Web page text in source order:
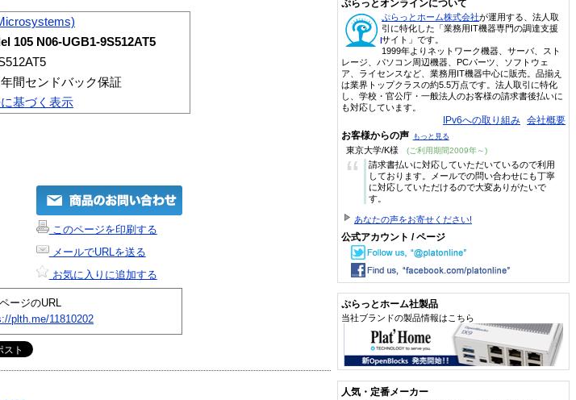
105 N06-UGB1-9S512AT5
間センドバック保証
基づく表示
このページを印刷する
メールでURLを送る
お気に入りに追加する
ージのURL
plth.me/11810202
ぷらっとオンラインについて
ぷらっとホーム株式会社が運用する、法人取
引に特化した「業務用IT機器専門の調達支援
サイト」です。
1999年よりネットワーク機器、サーバ、スト
レージ、パソコン周辺機器、PCパーツ、ソフトウェ
ア、ライセンスなど、業務用IT機器中心に販売。品揃え
は業界トップクラスの約5.5万点です。法人取引に特化
し、学校・官公庁・一般法人のお客様の請求書後払いに
も対応しています。
IPv6への取り組み 会社概要
お客様からの声 もっと見る
東京大学/K様 (ご利用期間2009年～)
“
請求書払いに対応していただいているので利用
しております。メールでの問い合わせにも丁寧
に対応していただけるので大変ありがたいで
す。
あなたの声をお寄せください!
公式アカウント / ページ
ぷらっとホーム社製品
当社ブランドの製品情報はこちら
人気・定番メーカー